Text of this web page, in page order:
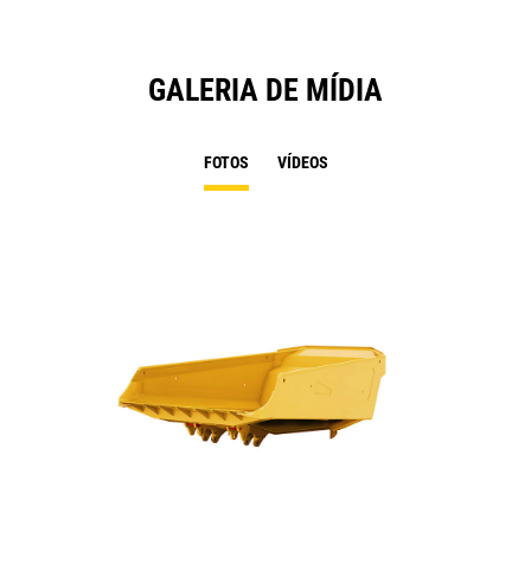
GALERIA DE MÍDIA
FOTOS VÍDEOS